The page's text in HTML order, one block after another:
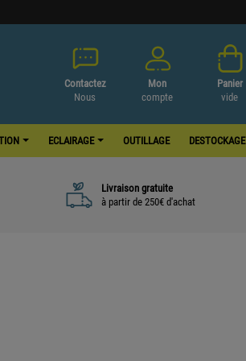
Contactez
Nous
Mon
compte
Panier
vide
ECLAIRAGE OUTILLAGE DESTOCKAGE
Livraison gratuite
à partir de 250€ d'achat